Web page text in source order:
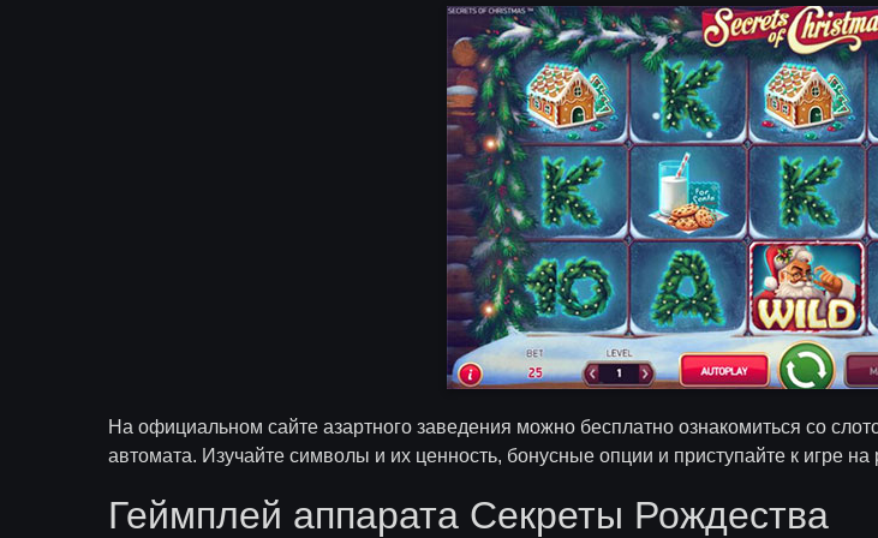
На официальном сайте азартного заведения можно бесплатно ознакомиться со
автомата. Изучайте символы и их ценность, бонусные опции и приступайте к игре на
Геймплей аппарата Секреты Рождества